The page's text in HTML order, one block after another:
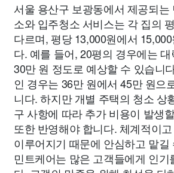
서울 용산구 보광동에서 제공되는
소와 입주청소 서비스는 각 집의
다르며, 평당 13,000원에서
다. 예를 들어, 20평의 경우에는
30만 원 정도로 예상할 수 있습니
인 경우는 36만 원에서 45만 원으
니다. 하지만 개별 주택의 청소 상
구 사항에 따라 추가 비용이 발생
또한 반영해야 합니다. 체계적이
이루어지기 때문에 안심하고 맡길
민트케어는 많은 고객들에게 인기